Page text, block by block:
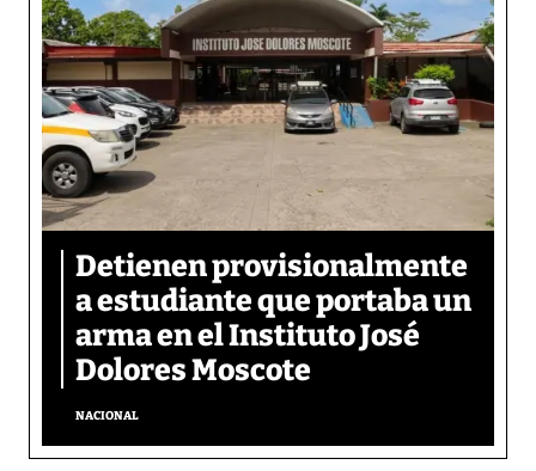
Detienen provisionalmente
a estudiante que portaba un
arma en el Instituto José
Dolores Moscote
NACIONAL